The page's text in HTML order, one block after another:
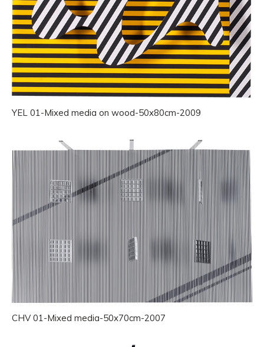
YEL 01-Mixed media on wood-50x80cm-2009
CHV 01-Mixed media-50x70cm-2007